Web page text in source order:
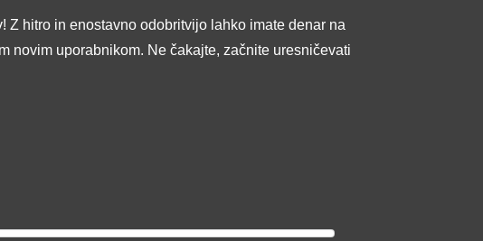
hitro in enostavno odobritvijo lahko imate denar na
novim uporabnikom. Ne čakajte, začnite uresničevati